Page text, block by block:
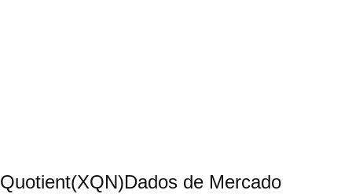
Quotient(XQN)Dados de Mercado